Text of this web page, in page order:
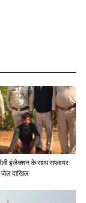
इंजेक्शन के साथ सप्लायर
जेल दाखिल